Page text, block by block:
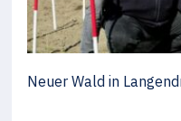
Neuer Wald in